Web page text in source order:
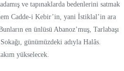
ve tapınaklarda bedenlerini satmak
Cadde-i Kebir’in, yani İstiklal’in ara
en ünlüsü Abanoz’muş, Tarlabaşı
günümüzdeki adıyla Halâs.
yükselecek.